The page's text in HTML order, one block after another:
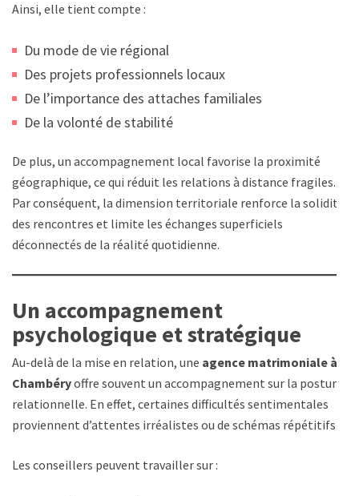
Ainsi, elle tient compte :
Du mode de vie régional
Des projets professionnels locaux
De l’importance des attaches familiales
De la volonté de stabilité
De plus, un accompagnement local favorise la proximité
géographique, ce qui réduit les relations à distance fragiles.
Par conséquent, la dimension territoriale renforce la solidité
des rencontres et limite les échanges superficiels
déconnectés de la réalité quotidienne.
Un accompagnement
psychologique et stratégique
Au-delà de la mise en relation, une agence matrimoniale à
Chambéryoffre souvent un accompagnement sur la posture
relationnelle. En effet, certaines difficultés sentimentales
proviennent d’attentes irréalistes ou de schémas répétitifs.
Les conseillers peuvent travailler sur :